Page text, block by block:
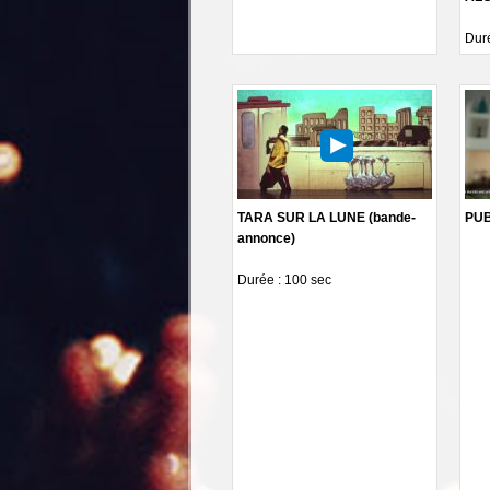
TARA SUR LA LUNE (bande-
annonce)
Durée : 100 sec